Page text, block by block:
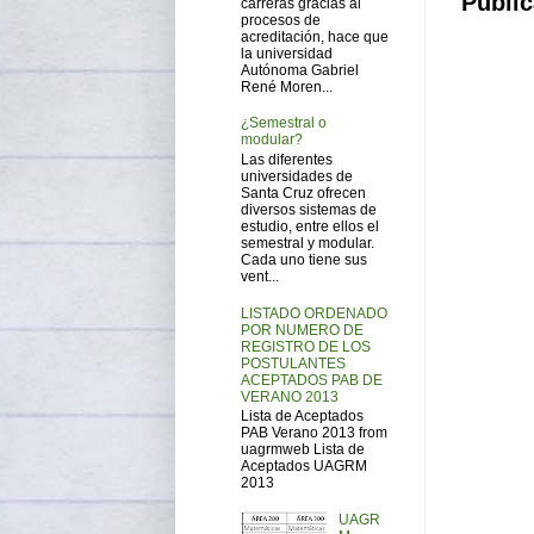
procesos de
acreditación, hace que
la universidad
Autónoma Gabriel
René Moren...
¿Semestral o
modular?
Las diferentes
universidades de
Santa Cruz ofrecen
diversos sistemas de
estudio, entre ellos el
semestral y modular.
Cada uno tiene sus
vent...
LISTADO ORDENADO
POR NUMERO DE
REGISTRO DE LOS
POSTULANTES
ACEPTADOS PAB DE
VERANO 2013
Lista de Aceptados
PAB Verano 2013 from
uagrmweb Lista de
Aceptados UAGRM
2013
UAGR